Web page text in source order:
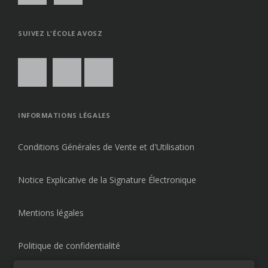
SUIVEZ L'ÉCOLE AVOSZ
INFORMATIONS LÉGALES
Conditions Générales de Vente et d'Utilisation
Notice Explicative de la Signature Électronique
Mentions légales
Politique de confidentialité